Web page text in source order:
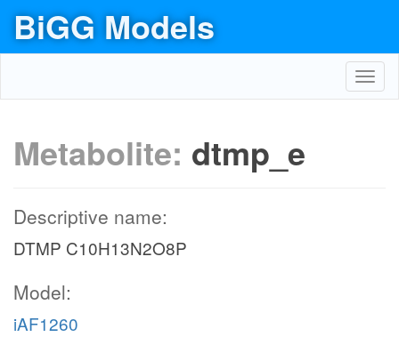
BiGG Models
Metabolite: dtmp_e
Descriptive name:
DTMP C10H13N2O8P
Model:
iAF1260